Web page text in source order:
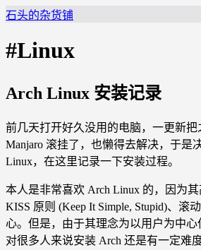
石头的杂货铺
#Linux
Arch Linux 安装记录
前几天打开好久没用的电脑，一更新把
Manjaro 滚挂了，也懒得去解决，于是
Linux，在这里记录一下安装过程。
本人是非常喜欢 Arch Linux 的，因为
KISS 原则 (Keep It Simple, Stupid)、滚
心。但是，由于其理念为以用户为中
对很多人来说安装 Arch 还是有一定难